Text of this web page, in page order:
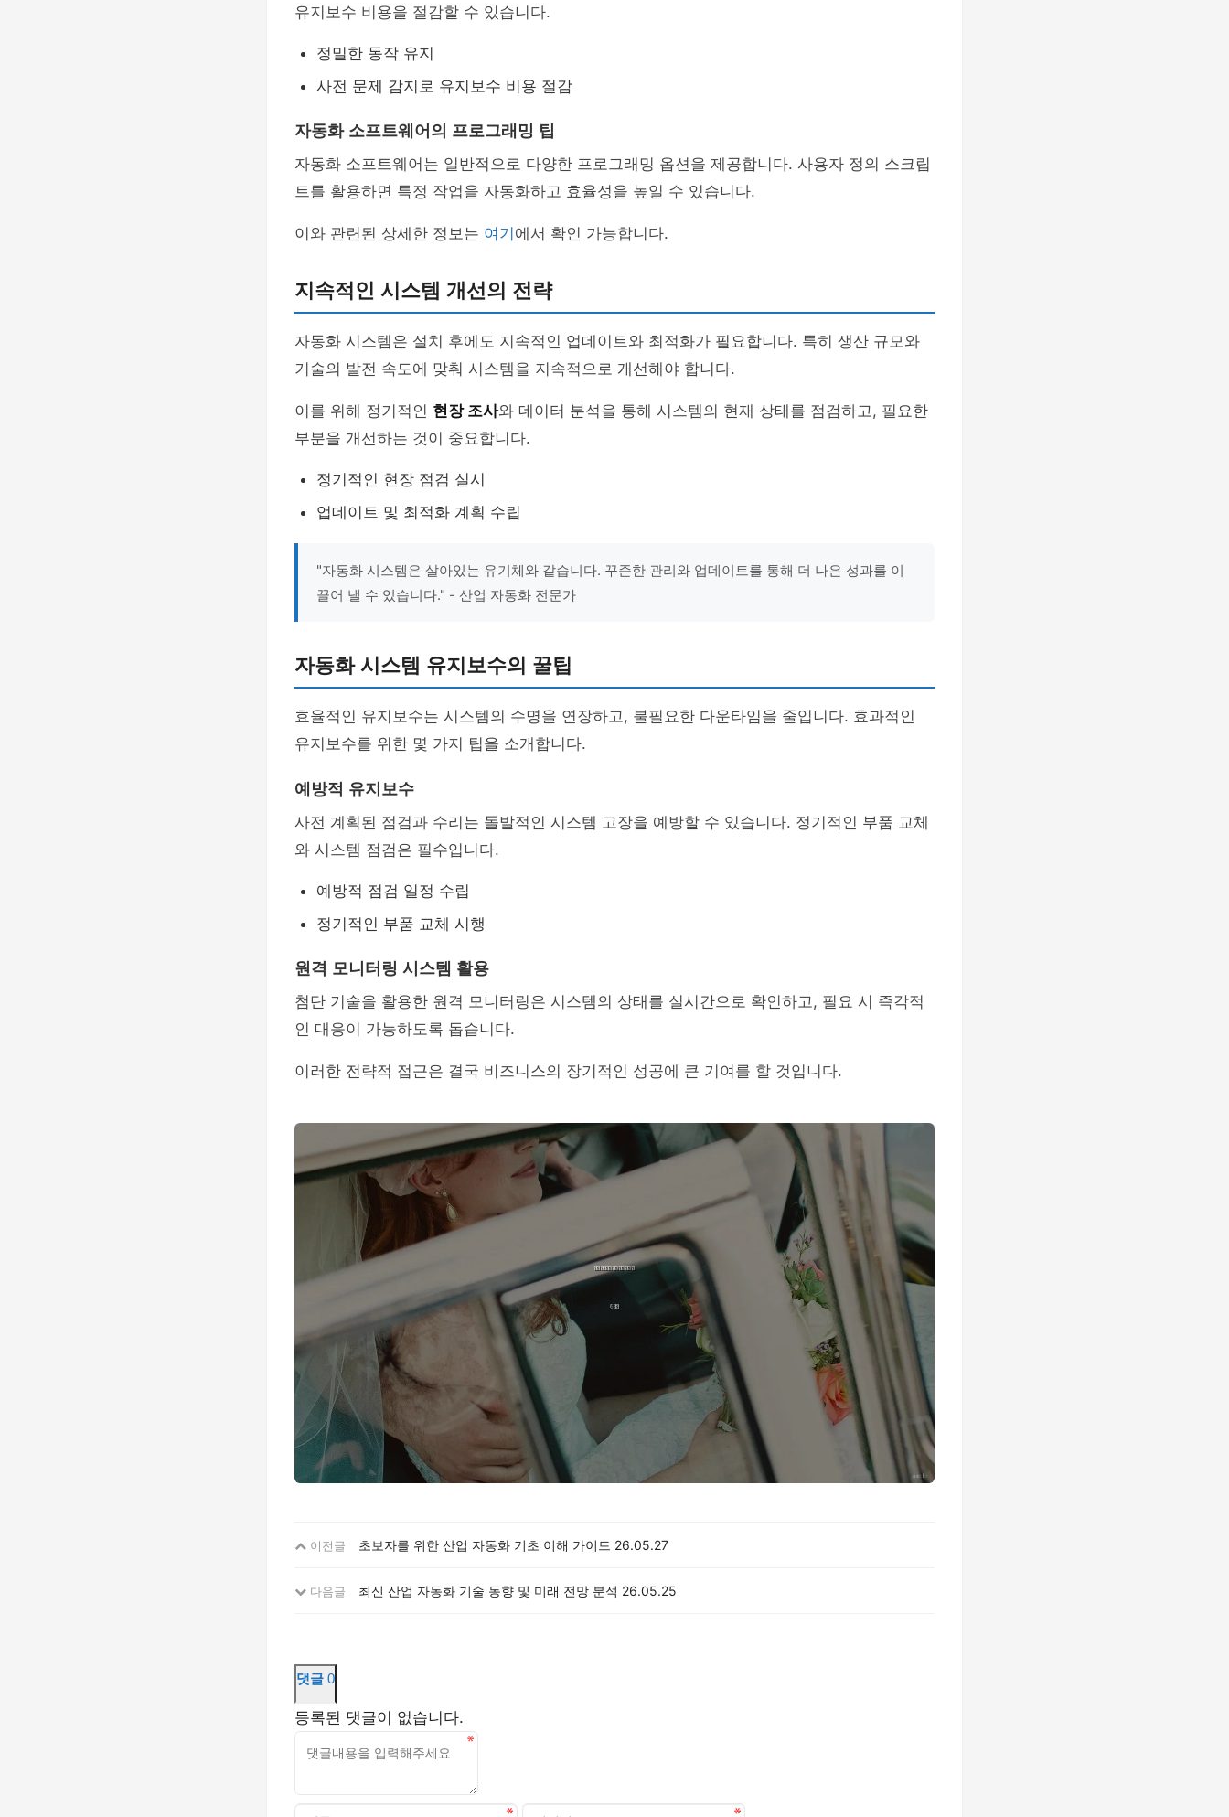
유지보수 비용을 절감할 수 있습니다.
정밀한 동작 유지
사전 문제 감지로 유지보수 비용 절감
자동화 소프트웨어의 프로그래밍 팁
자동화 소프트웨어는 일반적으로 다양한 프로그래밍 옵션을 제공합니다. 사용자 정의 스크립
트를 활용하면 특정 작업을 자동화하고 효율성을 높일 수 있습니다.
이와 관련된 상세한 정보는 여기 에서 확인 가능합니다.
지속적인 시스템 개선의 전략
자동화 시스템은 설치 후에도 지속적인 업데이트와 최적화가 필요합니다. 특히 생산 규모와
기술의 발전 속도에 맞춰 시스템을 지속적으로 개선해야 합니다.
이를 위해 정기적인 현장 조사와 데이터 분석을 통해 시스템의 현재 상태를 점검하고, 필요한
부분을 개선하는 것이 중요합니다.
정기적인 현장 점검 실시
업데이트 및 최적화 계획 수립
"자동화 시스템은 살아있는 유기체와 같습니다. 꾸준한 관리와 업데이트를 통해 더 나은 성과를 이
끌어 낼 수 있습니다." - 산업 자동화 전문가
자동화 시스템 유지보수의 꿀팁
효율적인 유지보수는 시스템의 수명을 연장하고, 불필요한 다운타임을 줄입니다. 효과적인
유지보수를 위한 몇 가지 팁을 소개합니다.
예방적 유지보수
사전 계획된 점검과 수리는 돌발적인 시스템 고장을 예방할 수 있습니다. 정기적인 부품 교체
와 시스템 점검은 필수입니다.
예방적 점검 일정 수립
정기적인 부품 교체 시행
원격 모니터링 시스템 활용
첨단 기술을 활용한 원격 모니터링은 시스템의 상태를 실시간으로 확인하고, 필요 시 즉각적
인 대응이 가능하도록 돕습니다.
이러한 전략적 접근은 결국 비즈니스의 장기적인 성공에 큰 기여를 할 것입니다.
이전글 초보자를 위한 산업 자동화 기초 이해 가이드 26.05.27
다음글 최신 산업 자동화 기술 동향 및 미래 전망 분석 26.05.25
댓글 0
등록된 댓글이 없습니다.